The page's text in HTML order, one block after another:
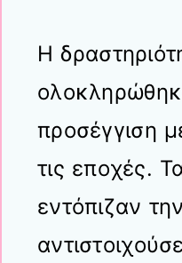
Η
προσέγγιση
τις εποχές.
εντόπιζαν